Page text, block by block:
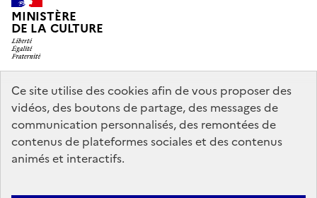
MINISTÈRE
DE LA CULTURE
legifrance.gouv.fr
info.gouv.fr
service-public.gouv.fr
data.gouv.fr
Accessibilité : partiellement conforme Politique générale de
Ce site utilise des cookies afin de vous proposer des
vidéos, des boutons de partage, des messages de
communication personnalisés, des remontées de
contenus de plateformes sociales et des contenus
animés et interactifs.